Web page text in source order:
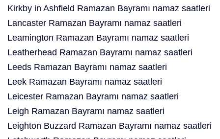
Kirkby in Ashfield Ramazan Bayramı namaz saatleri
Lancaster Ramazan Bayramı namaz saatleri
Leamington Ramazan Bayramı namaz saatleri
Leatherhead Ramazan Bayramı namaz saatleri
Leeds Ramazan Bayramı namaz saatleri
Leek Ramazan Bayramı namaz saatleri
Leicester Ramazan Bayramı namaz saatleri
Leigh Ramazan Bayramı namaz saatleri
Leighton Buzzard Ramazan Bayramı namaz saatleri